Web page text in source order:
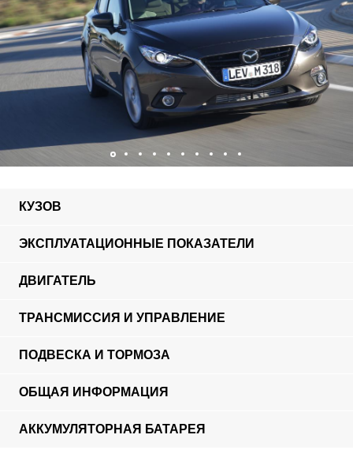
КУЗОВ
ЭКСПЛУАТАЦИОННЫЕ ПОКАЗАТЕЛИ
ДВИГАТЕЛЬ
ТРАНСМИССИЯ И УПРАВЛЕНИЕ
ПОДВЕСКА И ТОРМОЗА
ОБЩАЯ ИНФОРМАЦИЯ
АККУМУЛЯТОРНАЯ БАТАРЕЯ